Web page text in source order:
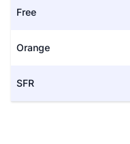
Free
Orange
SFR